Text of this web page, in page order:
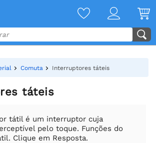
Comuta Interruptores táteis
táteis
tátil é um interruptor cuja
pelo toque. Funções do
Clique em Resposta.